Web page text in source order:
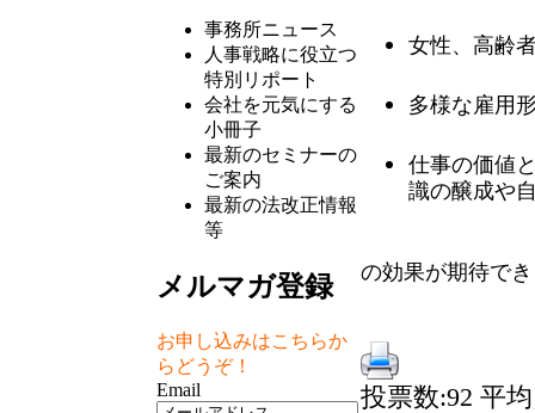
事務所ニュース
人事戦略に役立つ
特別リポート
会社を元気にする
小冊子
最新のセミナーの
ご案内
最新の法改正情報
等
メルマガ登録
お申し込みはこちらか
らどうぞ！
Email
女性、高齢
多様な雇用
仕事の価値
識の醸成や
の効果が期待で
投票数:92 平